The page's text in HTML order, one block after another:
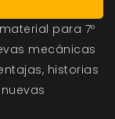
para 7º
mecánicas
historias